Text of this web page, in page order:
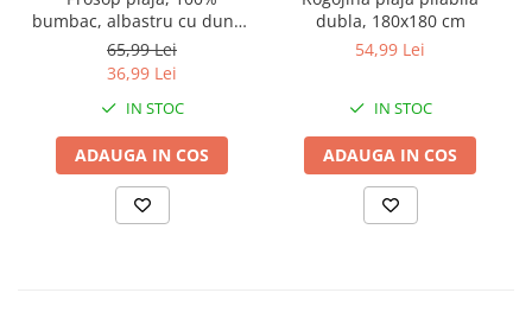
bumbac, albastru cu dungi,
160x90 cm, model cu
franjuri
65,99 Lei
36,99 Lei
IN STOC
ADAUGA IN COS
dubla, 180x180 cm
54,99 Lei
IN STOC
ADAUGA IN COS